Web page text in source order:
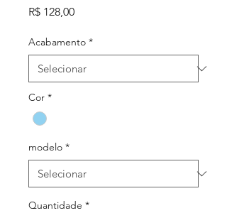
R$ 128,00Preço
Acabamento *
Cor *
modelo *
Quantidade *